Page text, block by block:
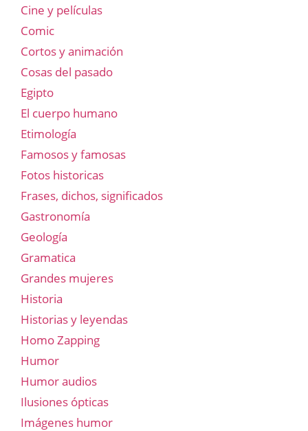
Cine y películas
Comic
Cortos y animación
Cosas del pasado
Egipto
El cuerpo humano
Etimología
Famosos y famosas
Fotos historicas
Frases, dichos, significados
Gastronomía
Geología
Gramatica
Grandes mujeres
Historia
Historias y leyendas
Homo Zapping
Humor
Humor audios
Ilusiones ópticas
Imágenes humor